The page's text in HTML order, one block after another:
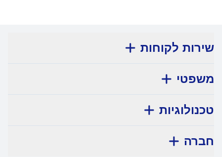
שירות לקוחות
משפטי
טכנולוגיות
חברה